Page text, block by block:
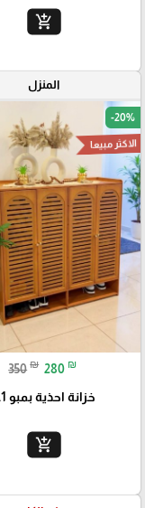
add_shopping_cart
المنزل
-20%
الاكثر مبيعا
350 ₪ 280 ₪
خزانة احذية بمبو A1
add_shopping_cart